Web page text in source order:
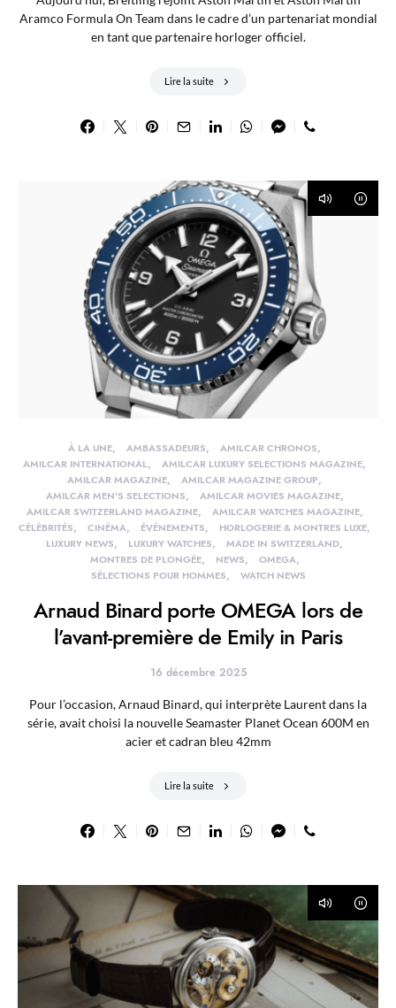
Aramco Formula On Team dans le cadre d’un partenariat mondial
en tant que partenaire horloger officiel.
Lire la suite
À LA UNE AMBASSADEURS
AMILCAR CHRONOS
AMILCAR INTERNATIONAL
AMILCAR LUXURY SELECTIONS MAGAZINE
AMILCAR MAGAZINE
AMILCAR MAGAZINE GROUP
AMILCAR MEN'S SELECTIONS
AMILCAR MOVIES MAGAZINE
AMILCAR SWITZERLAND MAGAZINE
AMILCAR WATCHES MAGAZINE
CÉLÉBRITÉS
CINÉMA ÉVÉNEMENTS
HORLOGERIE & MONTRES LUXE
LUXURY NEWS
LUXURY WATCHES
MADE IN SWITZERLAND
MONTRES DE PLONGÉE
NEWS
OMEGA
SÉLECTIONS POUR HOMMES
WATCH NEWS
Arnaud Binard porte OMEGA lors de
l’avant-première de Emily in Paris
16 décembre 2025
Pour l’occasion, Arnaud Binard, qui interprète Laurent dans la
série, avait choisi la nouvelle Seamaster Planet Ocean 600M en
acier et cadran bleu 42mm
Lire la suite